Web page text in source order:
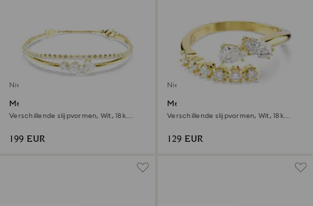
Nieuw
Mesmera armband
Verschillende slijpvormen, Wit, ‎18k
199 EUR
Nieuw
Mesmera open ring
Verschillende slijpvormen, Wit, ‎18k
129 EUR